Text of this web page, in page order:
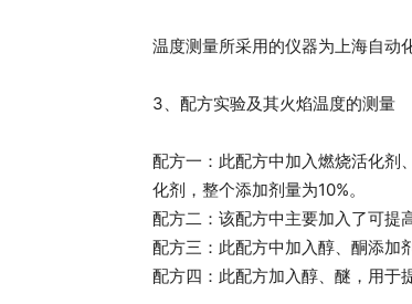
温度测量所采用的仪器为上海自
3、配方实验及其火焰温度的测量
配方一：此配方中加入燃烧活化剂
化剂，整个添加剂量为10%。
配方二：该配方中主要加入了可提
配方三：此配方中加入醇、酮添加
配方四：此配方加入醇、醚，用于